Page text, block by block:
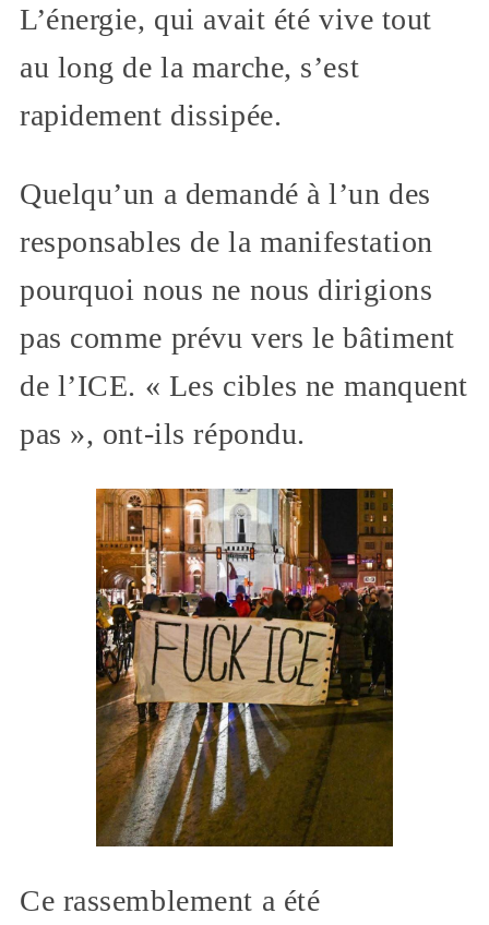
L’énergie, qui avait été vive tout
au long de la marche, s’est
rapidement dissipée.
Quelqu’un a demandé à l’un des
responsables de la manifestation
pourquoi nous ne nous dirigions
pas comme prévu vers le bâtiment
de l’ICE. « Les cibles ne manquent
pas », ont-ils répondu.
Ce rassemblement a été